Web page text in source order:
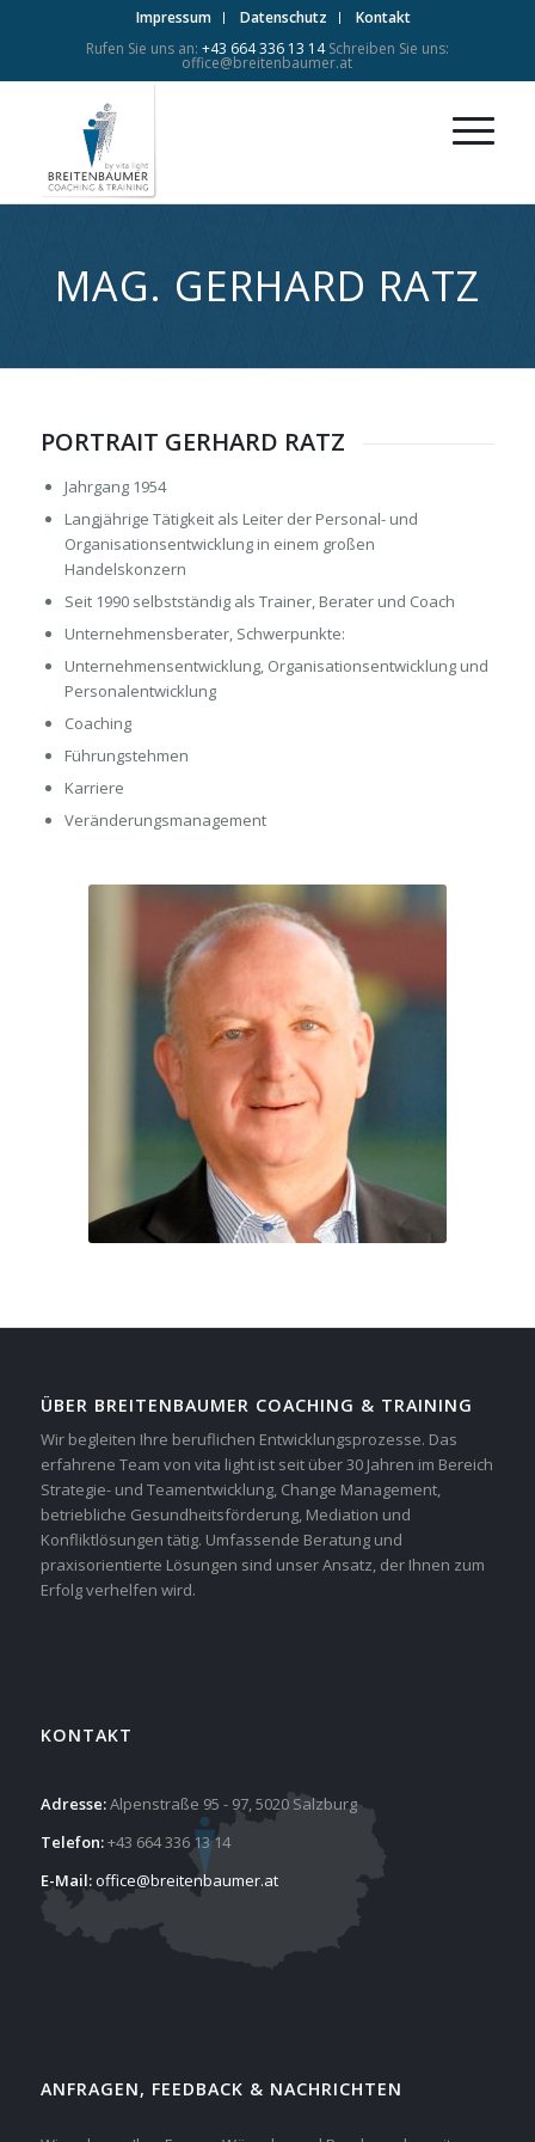
Impressum Datenschutz
Kontakt
Rufen Sie uns an: +43 664 336 13 14Schreiben Sie uns:
office@breitenbaumer.at
MAG. GERHARD RATZ
PORTRAIT GERHARD RATZ
Jahrgang 1954
Langjährige Tätigkeit als Leiter der Personal- und
Organisationsentwicklung in einem großen
Handelskonzern
Seit 1990 selbstständig als Trainer, Berater und Coach
Unternehmensberater, Schwerpunkte:
Unternehmensentwicklung, Organisationsentwicklung und
Personalentwicklung
Coaching
Führungstehmen
Karriere
Veränderungsmanagement
ÜBER BREITENBAUMER COACHING & TRAINING
Wir begleiten Ihre beruflichen Entwicklungsprozesse. Das
erfahrene Team von vita light ist seit über 30 Jahren im Bereich
Strategie- und Teamentwicklung, Change Management,
betriebliche Gesundheitsförderung, Mediation und
Konfliktlösungen tätig. Umfassende Beratung und
praxisorientierte Lösungen sind unser Ansatz, der Ihnen zum
Erfolg verhelfen wird.
KONTAKT
Adresse:Alpenstraße 95 - 97, 5020 Salzburg
Telefon:+43 664 336 13 14
E-Mail:office@breitenbaumer.at
ANFRAGEN, FEEDBACK & NACHRICHTEN